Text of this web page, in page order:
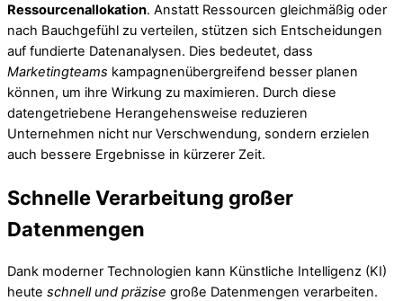
Ressourcenallokation. Anstatt Ressourcen gleichmäßig oder
nach Bauchgefühl zu verteilen, stützen sich Entscheidungen
auf fundierte Datenanalysen. Dies bedeutet, dass
Marketingteams kampagnenübergreifend besser planen
können, um ihre Wirkung zu maximieren. Durch diese
datengetriebene Herangehensweise reduzieren
Unternehmen nicht nur Verschwendung, sondern erzielen
auch bessere Ergebnisse in kürzerer Zeit.
Schnelle Verarbeitung großer
Datenmengen
Dank moderner Technologien kann Künstliche Intelligenz (KI)
heute schnell und präzise große Datenmengen verarbeiten.